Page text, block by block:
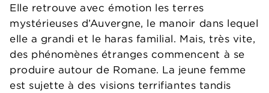
Elle retrouve avec émotion les terres
mystérieuses d’Auvergne, le manoir dans lequel
elle a grandi et le haras familial. Mais, très vite,
des phénomènes étranges commencent à se
produire autour de Romane. La jeune femme
est sujette à des visions terrifiantes tandis